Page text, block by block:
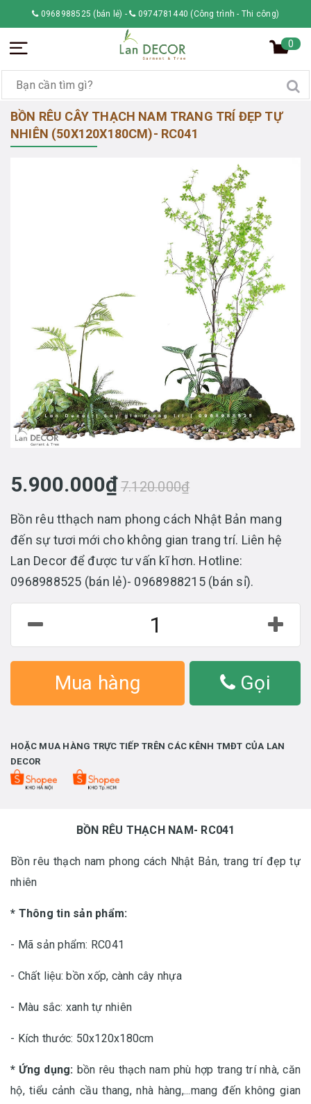
0968988525 (bán lẻ) - 0974781440 (Công trình - Thi công)
0
BỒN RÊU CÂY THẠCH NAM TRANG TRÍ ĐẸP TỰ
NHIÊN (50X120X180CM)- RC041
5.900.000₫7.120.000₫
Bồn rêu tthạch nam phong cách Nhật Bản mang
đến sự tươi mới cho không gian trang trí. Liên hệ
Lan Decor để được tư vấn kĩ hơn. Hotline:
0968988525 (bán lẻ)- 0968988215 (bán sỉ).
Mua hàng Gọi
HOẶC MUA HÀNG TRỰC TIẾP TRÊN CÁC KÊNH TMĐT CỦA LAN
DECOR
BỒN RÊU THẠCH NAM- RC041
Bồn rêu thạch nam phong cách Nhật Bản, trang trí đẹp tự
nhiên
* Thông tin sản phẩm:
- Mã sản phẩm: RC041
- Chất liệu: bồn xốp, cành cây nhựa
- Màu sắc: xanh tự nhiên
- Kích thước: 50x120x180cm
* Ứng dụng: bồn rêu thạch nam phù hợp trang trí nhà, căn
hộ, tiểu cảnh cầu thang, nhà hàng,...mang đến không gian